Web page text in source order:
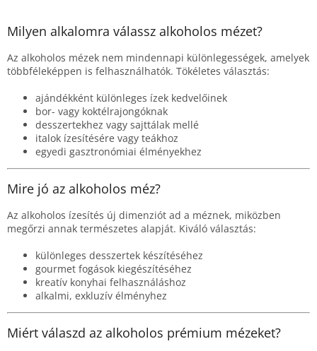
Milyen alkalomra válassz alkoholos mézet?
Az alkoholos mézek nem mindennapi különlegességek, amelyek
többféleképpen is felhasználhatók. Tökéletes választás:
ajándékként különleges ízek kedvelőinek
bor- vagy koktélrajongóknak
desszertekhez vagy sajttálak mellé
italok ízesítésére vagy teákhoz
egyedi gasztronómiai élményekhez
Mire jó az alkoholos méz?
Az alkoholos ízesítés új dimenziót ad a méznek, miközben
megőrzi annak természetes alapját. Kiváló választás:
különleges desszertek készítéséhez
gourmet fogások kiegészítéséhez
kreatív konyhai felhasználáshoz
alkalmi, exkluzív élményhez
Miért válaszd az alkoholos prémium mézeket?